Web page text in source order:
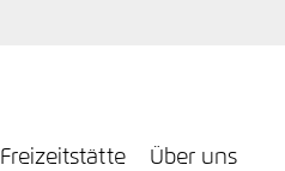
Freizeitstätte Über uns